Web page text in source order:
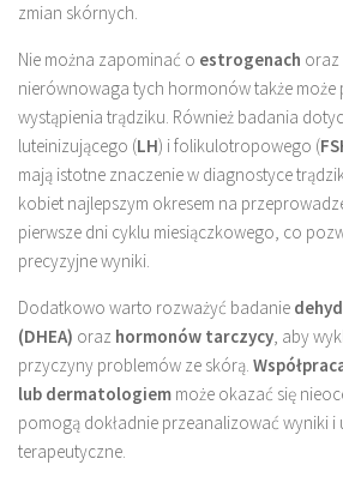
zmian skórnych.
Nie można zapominać o estrogenach oraz
nierównowaga tych hormonów także może
wystąpienia trądziku. Również badania
luteinizującego (LH) i folikulotropowego (
mają istotne znaczenie w diagnostyce
kobiet najlepszym okresem na
pierwsze dni cyklu miesiączkowego, co
precyzyjne wyniki.
Dodatkowo warto rozważyć badanie
(DHEA) oraz hormonów tarczycy, aby
przyczyny problemów ze skórą.
lub dermatologiem może okazać się
pomogą dokładnie przeanalizować wyniki
terapeutyczne.